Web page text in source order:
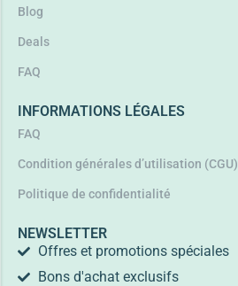
Blog
Deals
FAQ
INFORMATIONS LÉGALES
FAQ
Condition générales d’utilisation (CGU)
Politique de confidentialité
NEWSLETTER
Offres et promotions spéciales
Bons d'achat exclusifs